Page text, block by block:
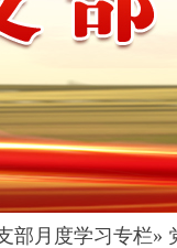
部月度学习专栏»